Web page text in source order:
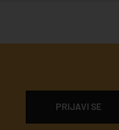
PRIJAVI SE